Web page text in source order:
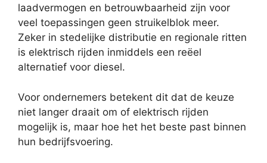
laadvermogen en betrouwbaarheid zijn voor
veel toepassingen geen struikelblok meer.
Zeker in stedelijke distributie en regionale ritten
is elektrisch rijden inmiddels een reëel
alternatief voor diesel.
Voor ondernemers betekent dit dat de keuze
niet langer draait om of elektrisch rijden
mogelijk is, maar hoe het het beste past binnen
hun bedrijfsvoering.